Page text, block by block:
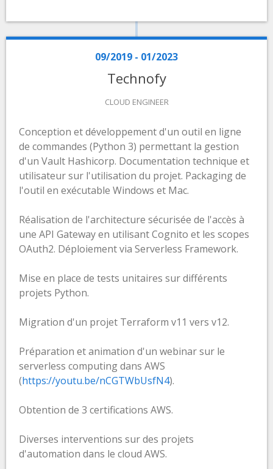
09/2019 - 01/2023
Technofy
CLOUD ENGINEER
Conception et développement d'un outil en ligne
de commandes (Python 3) permettant la gestion
d'un Vault Hashicorp. Documentation technique et
utilisateur sur l'utilisation du projet. Packaging de
l'outil en exécutable Windows et Mac.
Réalisation de l'architecture sécurisée de l'accès à
une API Gateway en utilisant Cognito et les scopes
OAuth2. Déploiement via Serverless Framework.
Mise en place de tests unitaires sur différents
projets Python.
Migration d'un projet Terraform v11 vers v12.
Préparation et animation d'un webinar sur le
serverless computing dans AWS
(https://youtu.be/nCGTWbUsfN4).
Obtention de 3 certifications AWS.
Diverses interventions sur des projets
d'automation dans le cloud AWS.